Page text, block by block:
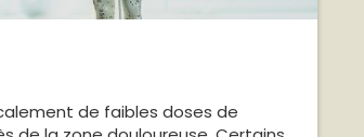
de faibles doses de